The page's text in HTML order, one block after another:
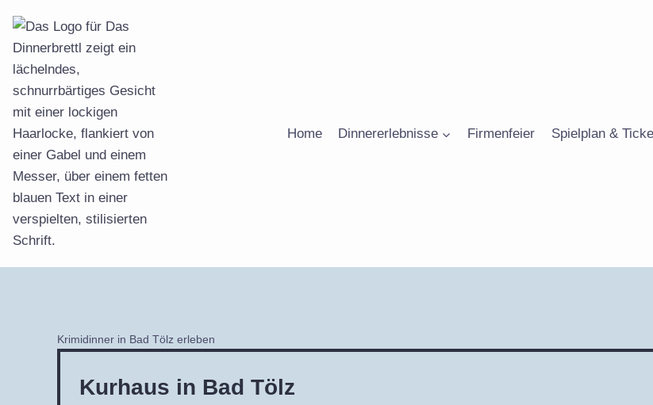
Inhalt
springen
Home Dinnererlebnisse Firmenfeier Spielplan &
Krimidinner in Bad Tölz erleben
Kurhaus in Bad Tölz